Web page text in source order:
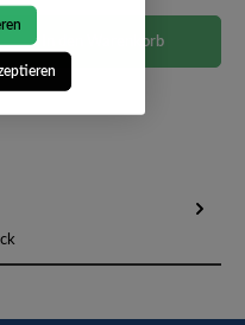
benutze die Schaltflächen um die
In den Warenkorb